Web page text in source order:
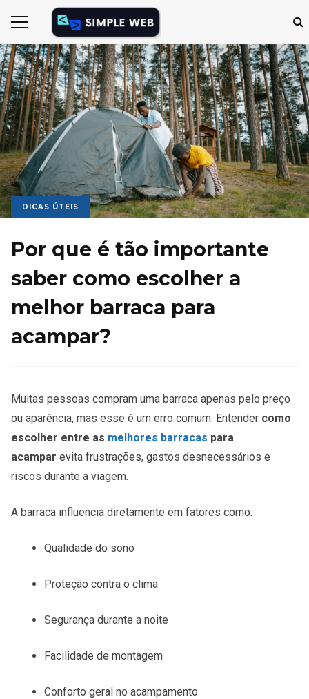
DICAS ÚTEIS
Por que é tão importante
saber como escolher a
melhor barraca para
acampar?
Muitas pessoas compram uma barraca apenas pelo preço
ou aparência, mas esse é um erro comum. Entender como
escolher entre as melhores barracas para
acampar evita frustrações, gastos desnecessários e
riscos durante a viagem.
A barraca influencia diretamente em fatores como:
Qualidade do sono
Proteção contra o clima
Segurança durante a noite
Facilidade de montagem
Conforto geral no acampamento